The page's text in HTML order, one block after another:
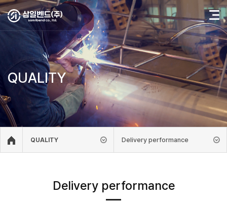
QUALITY
QUALITY Delivery performance
Delivery performance